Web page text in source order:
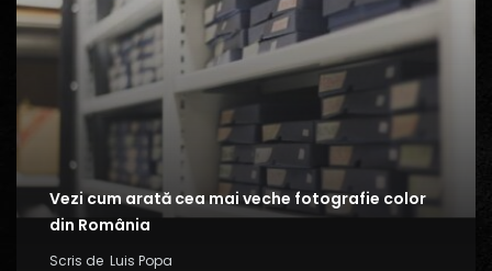
Vezi cum arată cea mai veche fotografie color
din România
Scris de Luis Popa